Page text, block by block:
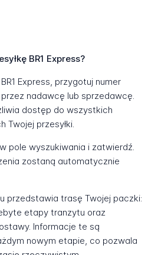
BR1 Express?
Express, przygotuj numer
nadawcę lub sprzedawcę.
dostęp do wszystkich
Twojej przesyłki.
pole wyszukiwania i zatwierdź.
zostaną automatycznie
przedstawia trasę Twojej paczki:
etapy tranzytu oraz
Informacje te są
nowym etapie, co pozwala